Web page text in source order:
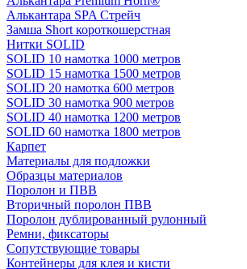
Алькантара SPA Стрейч
Замша Short короткошерстная
Нитки SOLID
SOLID 10 намотка 1000 метров
SOLID 15 намотка 1500 метров
SOLID 20 намотка 600 метров
SOLID 30 намотка 900 метров
SOLID 40 намотка 1200 метров
SOLID 60 намотка 1800 метров
Карпет
Материалы для подложки
Образцы материалов
Поролон и ПВВ
Вторичный поролон ПВВ
Поролон дублированный рулонный
Ремни, фиксаторы
Сопутствующие товары
Контейнеры для клея и кисти